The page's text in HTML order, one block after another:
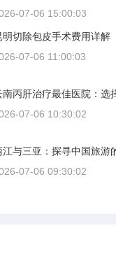
07-06 15:00:03
明切除包皮手术费用详解
07-06 11:00:03
南丙肝治疗最佳医院：选
07-06 10:30:02
江与三亚：探寻中国旅游
07-06 09:30:02